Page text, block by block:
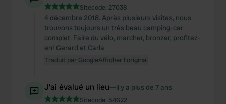
Sitecode: 27038
4 décembre 2018. Après plusieurs visites, nous
trouvons toujours un très beau camping-car
complet. Faire du vélo, marcher, bronzer, profitez-
en! Gerard et Carla
Traduit par GoogleAfficher l'original
J'ai évalué un lieu—il y a plus de 7 ans
Sitecode: 54622